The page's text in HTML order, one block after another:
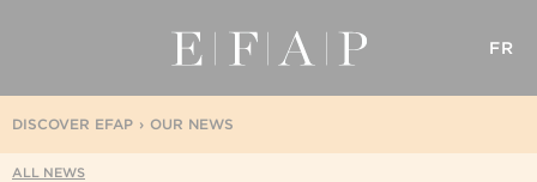
FR
OUR NEWS
DISCOVER EFAP
ALL NEWS